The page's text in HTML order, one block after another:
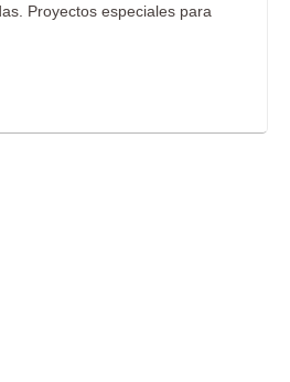
Proyectos especiales para